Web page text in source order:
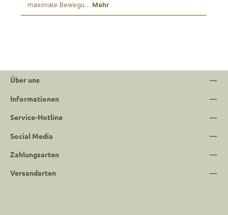
maximale Bewegu… Mehr
Über uns
Informationen
Service-Hotline
Social Media
Zahlungsarten
Versandarten